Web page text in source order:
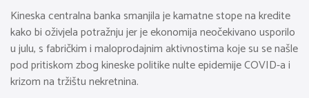
Kineska centralna banka smanjila je kamatne stope na kredite
kako bi oživjela potražnju jer je ekonomija neočekivano usporilo
u julu, s fabričkim i maloprodajnim aktivnostima koje su se našle
pod pritiskom zbog kineske politike nulte epidemije COVID-a i
krizom na tržištu nekretnina.